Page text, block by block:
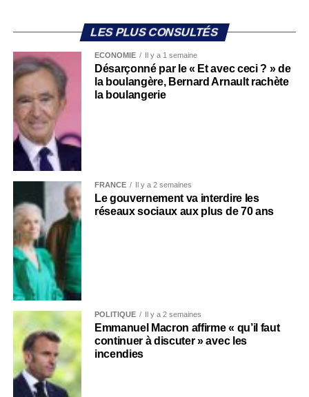
LES PLUS CONSULTÉS
ECONOMIE Il y a 1 semaine
Désarçonné par le « Et avec ceci ? » de
la boulangère, Bernard Arnault rachète
la boulangerie
FRANCE Il y a 2 semaines
Le gouvernement va interdire les
réseaux sociaux aux plus de 70 ans
POLITIQUE Il y a 2 semaines
Emmanuel Macron affirme « qu’il faut
continuer à discuter » avec les
incendies